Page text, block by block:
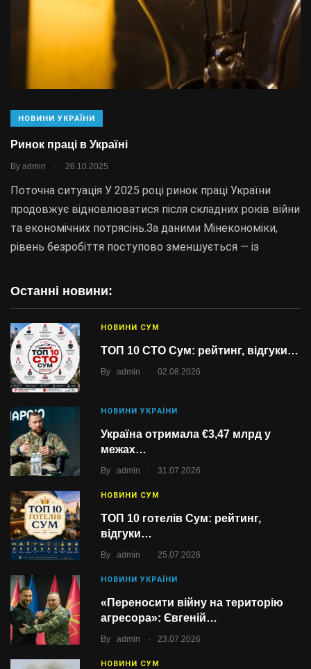
НОВИНИ УКРАЇНИ
Ринок праці в Україні
By admin . 26.10.2025
Поточна ситуація У 2025 році ринок праці України
продовжує відновлюватися після складних років війни
та економічних потрясінь.За даними Мінекономіки,
рівень безробіття поступово зменшується — із
Останні новини:
НОВИНИ СУМ
ТОП 10 СТО Сум: рейтинг, відгуки…
By admin . 02.08.2026
НОВИНИ УКРАЇНИ
Україна отримала €3,47 млрд у
межах…
By admin . 31.07.2026
НОВИНИ СУМ
ТОП 10 готелів Сум: рейтинг,
відгуки…
By admin . 25.07.2026
НОВИНИ УКРАЇНИ
«Переносити війну на територію
агресора»: Євгеній…
By admin . 23.07.2026
НОВИНИ СУМ